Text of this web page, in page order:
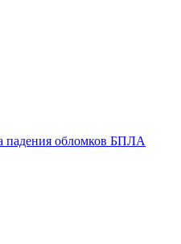
падения обломков БПЛА